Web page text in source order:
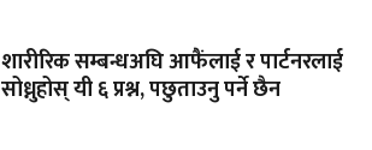
शारीरिक सम्बन्धअघि आफैंलाई र पार्टनरलाई
सोध्नुहोस् यी ६ प्रश्न, पछुताउनु पर्ने छैन